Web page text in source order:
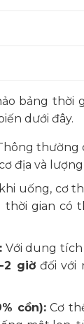
bảng thời
dưới đây.
thường
địa và
uống, cơ
gian có
Với dung
2 giờđối với
cồn):Cơ